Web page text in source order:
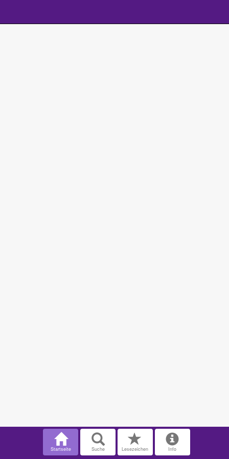
Startseite Suche Lesezeichen Info